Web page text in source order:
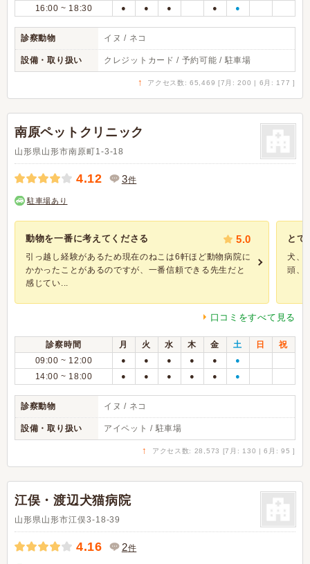
16:00 ~ 18:30 ● ● ● ● ●
診察動物 イヌ / ネコ
設備・取り扱い クレジットカード / 予約可能 / 駐車場
↑ アクセス数: 65,469 [7月: 200 | 6月: 177 ]
南原ペットクリニック
山形県山形市南原町1-3-18
4.12 3件
駐車場あり
動物を一番に考えてくださる 5.0
引っ越し経験があるため現在のねこは6軒ほど動物病院に
かかったことがあるのですが、一番信頼できる先生だと
感じてい...
とて
犬、
頭、
口コミをすべて見る
診察時間 月 火 水 木 金 土 日
祝
09:00 ~ 12:00
● ● ● ● ● ●
14:00 ~ 18:00 ● ● ● ● ● ●
診察動物 イヌ / ネコ
設備・取り扱い アイペット / 駐車場
↑ アクセス数: 28,573 [7月: 130 | 6月: 95 ]
江俣・渡辺犬猫病院
山形県山形市江俣3-18-39
4.16 2件